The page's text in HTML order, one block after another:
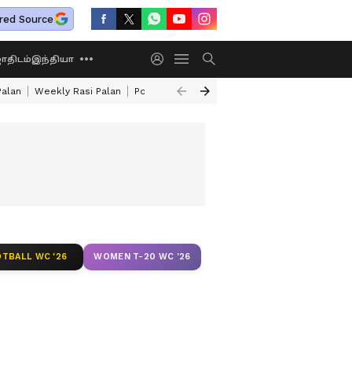
Source
இந்தியா
Weekly Rasi Palan Powerful Rahu Transit
WC '26 WOMEN T-20 WC '26